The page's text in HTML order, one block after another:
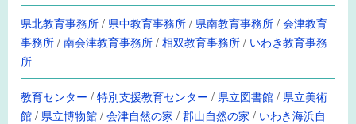
県北教育事務所/ 県中教育事務所/ 県南教育事務所/会津教育
事務所/南会津教育事務所/相双教育事務所/ いわき教育事務
所
教育センター /特別支援教育センター / 県立図書館/ 県立美術
館/ 県立博物館/会津自然の家 /郡山自然の家 / いわき海浜自